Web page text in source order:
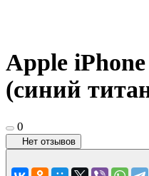
Apple
(синий
0
Нет отзывов